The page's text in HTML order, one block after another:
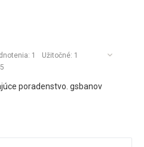
1 Užitočné: 1
poradenstvo. gsbanov